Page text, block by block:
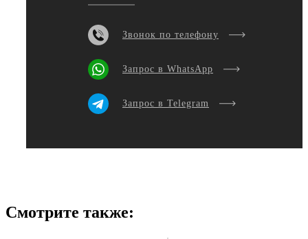
Звонок по телефону
Запрос в WhatsApp
Запрос в Telegram
Смотрите также: